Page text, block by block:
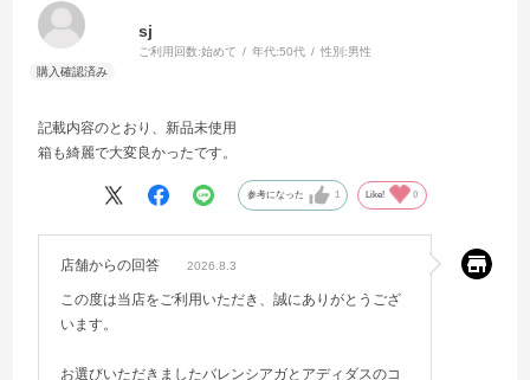
sj
ご利用回数:始めて 年代:50代 性別:男性
記載内容のとおり、新品未使用
箱も綺麗で大変良かったです。
参考になった 1 Like! 0
店舗からの回答 2026.8.3
この度は当店をご利用いただき、誠にありがとうござ
います。
お選びいただきましたバレンシアガとアディダスのコ